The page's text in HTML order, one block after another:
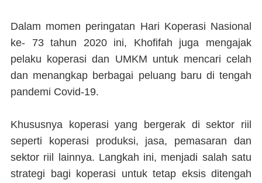
Dalam momen peringatan Hari Koperasi Nasional
ke- 73 tahun 2020 ini, Khofifah juga mengajak
pelaku koperasi dan UMKM untuk mencari celah
dan menangkap berbagai peluang baru di tengah
pandemi Covid-19.
Khususnya koperasi yang bergerak di sektor riil
seperti koperasi produksi, jasa, pemasaran dan
sektor riil lainnya. Langkah ini, menjadi salah satu
strategi bagi koperasi untuk tetap eksis ditengah